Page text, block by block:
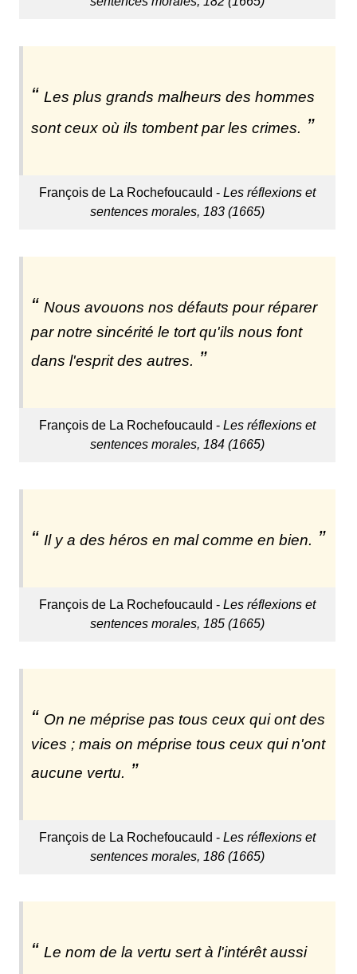
Les plus grands malheurs des hommes
sont ceux où ils tombent par les crimes.
François de La Rochefoucauld - Les réflexions et
sentences morales, 183 (1665)
Nous avouons nos défauts pour réparer
par notre sincérité le tort qu'ils nous font
dans l'esprit des autres.
François de La Rochefoucauld - Les réflexions et
sentences morales, 184 (1665)
Il y a des héros en mal comme en bien.
François de La Rochefoucauld - Les réflexions et
sentences morales, 185 (1665)
On ne méprise pas tous ceux qui ont des
vices ; mais on méprise tous ceux qui n'ont
aucune vertu.
François de La Rochefoucauld - Les réflexions et
sentences morales, 186 (1665)
Le nom de la vertu sert à l'intérêt aussi